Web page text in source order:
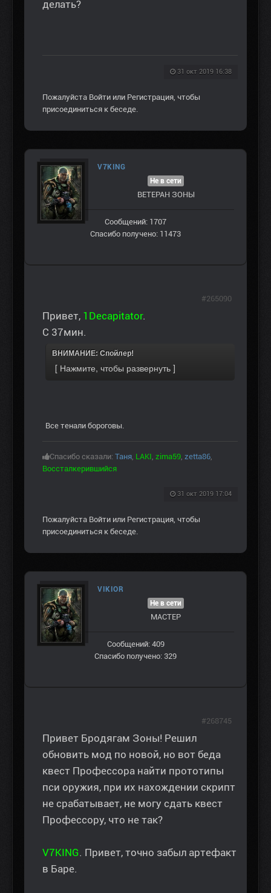
делать?
31 окт 2019 16:38
Пожалуйста Войти или Регистрация, чтобы
присоединиться к беседе.
V7KING
Не в сети
ВЕТЕРАН ЗOНЫ
Сообщений: 1707
Спасибо получено: 11473
Привет, 1Decapitator.
С 37мин.
ВНИМАНИЕ: Спойлер!
Все тенали бороговы.
Спасибо сказали: Таня, LAKI, zima59, zetta86,
Воссталкерившийся
31 окт 2019 17:04
#265090
Пожалуйста Войти или Регистрация, чтобы
присоединиться к беседе.
VIKIOR
Не в сети
МАСТЕР
Сообщений: 409
Спасибо получено: 329
Привет Бродягам Зоны! Решил
обновить мод по новой, но вот беда
квест Профессора найти прототипы
пси оружия, при их нахождении скрипт
не срабатывает, не могу сдать квест
Профессору, что не так?
V7KING. Привет, точно забыл артефакт
в Баре.
#268745